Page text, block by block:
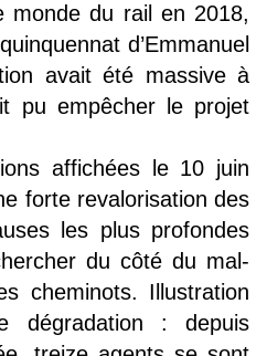
monde du rail en 2018,
d’Emmanuel
avait été massive à
pu empêcher le projet
affichées le 10 juin
forte revalorisation des
les plus profondes
du côté du mal-
cheminots. Illustration
dégradation : depuis